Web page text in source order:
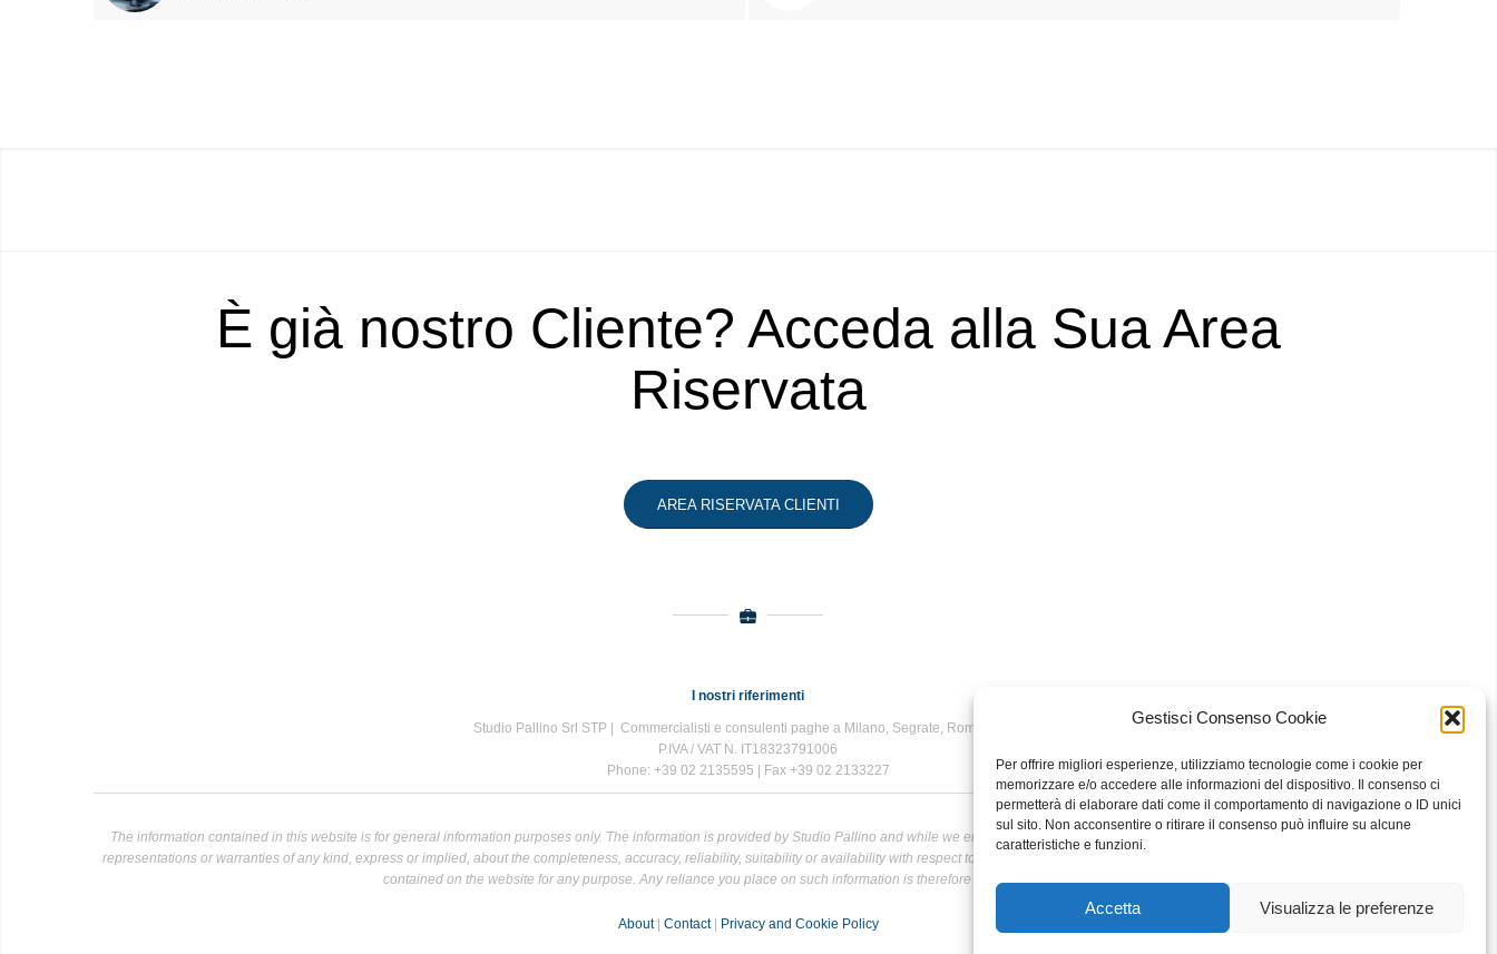
Gestisci Consenso Cookie
Per offrire migliori esperienze, utilizziamo tecnologie come i cookie per
memorizzare e/o accedere alle informazioni del dispositivo. Il consenso ci
permetterà di elaborare dati come il comportamento di navigazione o ID unici
sul sito. Non acconsentire o ritirare il consenso può influire su alcune
caratteristiche e funzioni.
Accetta Visualizza le preferenze
È già nostro Cliente? Acceda alla Sua Area
Riservata
AREA RISERVATA CLIENTI
I nostri riferimenti
Studio Pallino Srl STP | Commercialisti e consulenti paghe a Milano, Segrate, Roma e Bari
P.IVA / VAT N. IT18323791006
Phone: +39 02 2135595 | Fax +39 02 2133227
The information contained in this website is for general information purposes only. The information is provided by Studio Pallino and while we endeavour to keep the information up to date and correct, we make no
representations or warranties of any kind, express or implied, about the completeness, accuracy, reliability, suitability or availability with respect to the website or the information, products, services, or related graphics
contained on the website for any purpose. Any reliance you place on such information is therefore strictly at your own risk.
About| Contact| Privacy and Cookie Policy